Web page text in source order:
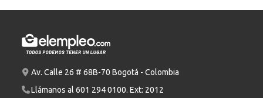
Av. Calle 26 # 68B-70 Bogotá - Colombia
Llámanos al 601 294 0100. Ext: 2012